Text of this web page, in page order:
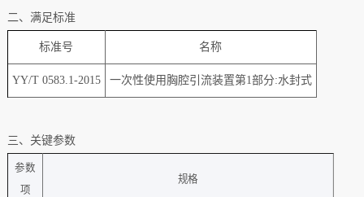
二、满足标准
标准号 名称
YY/T 0583.1-2015 一次性使用胸腔引流装置第1部分:水封式
三、关键参数
‌参数
项‌
规格‌